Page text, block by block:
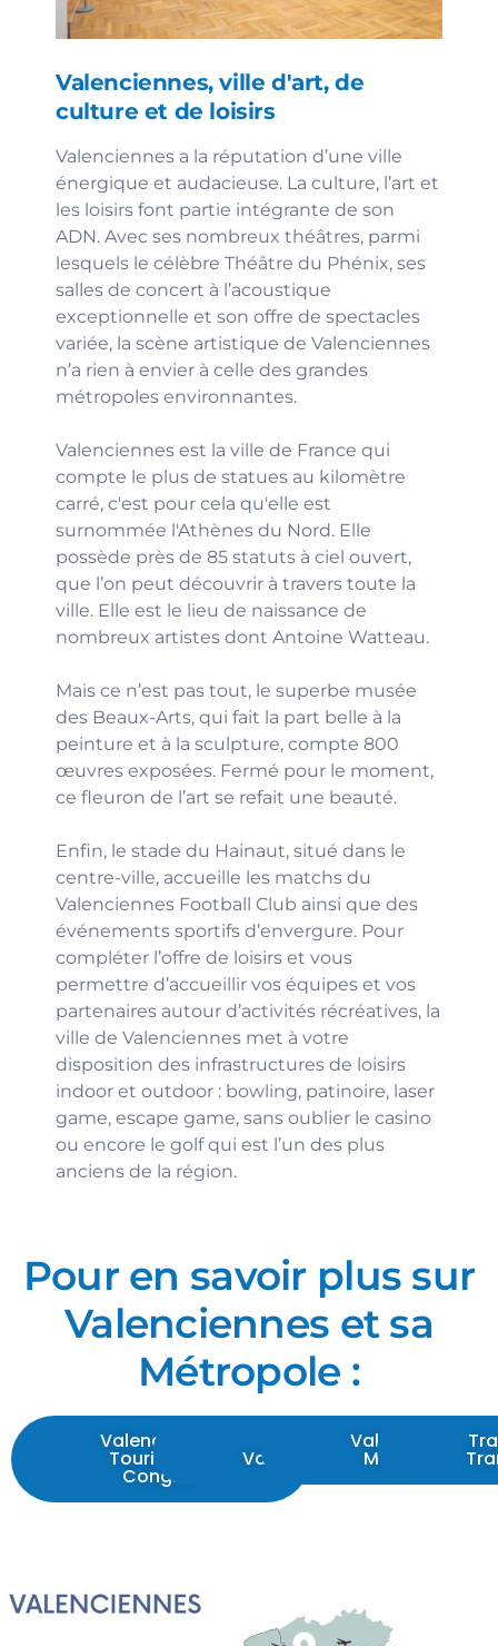
Valenciennes, ville d'art, de
culture et de loisirs
Valenciennes a la réputation d’une ville
énergique et audacieuse. La culture, l’art et
les loisirs font partie intégrante de son
ADN. Avec ses nombreux théâtres, parmi
lesquels le célèbre Théâtre du Phénix, ses
salles de concert à l’acoustique
exceptionnelle et son offre de spectacles
variée, la scène artistique de Valenciennes
n’a rien à envier à celle des grandes
métropoles environnantes.
Valenciennes est la ville de France qui
compte le plus de statues au kilomètre
carré, c'est pour cela qu'elle est
surnommée l'Athènes du Nord. Elle
possède près de 85 statuts à ciel ouvert,
que l’on peut découvrir à travers toute la
ville. Elle est le lieu de naissance de
nombreux artistes dont Antoine Watteau.
Mais ce n’est pas tout, le superbe musée
des Beaux-Arts, qui fait la part belle à la
peinture et à la sculpture, compte 800
œuvres exposées. Fermé pour le moment,
ce fleuron de l’art se refait une beauté.
Enfin, le stade du Hainaut, situé dans le
centre-ville, accueille les matchs du
Valenciennes Football Club ainsi que des
événements sportifs d’envergure. Pour
compléter l’offre de loisirs et vous
permettre d’accueillir vos équipes et vos
partenaires autour d’activités récréatives, la
ville de Valenciennes met à votre
disposition des infrastructures de loisirs
indoor et outdoor : bowling, patinoire, laser
game, escape game, sans oublier le casino
ou encore le golf qui est l’un des plus
anciens de la région.
Pour en savoir plus sur
Valenciennes et sa
Métropole :
Valenciennes
Tourisme &
Congrès
Valenciennes
Valenciennes
Métropole